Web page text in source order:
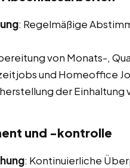
: Regelmäßige
von Monats-,
und Homeoffice
der
und -kontrolle
: Kontinuierliche